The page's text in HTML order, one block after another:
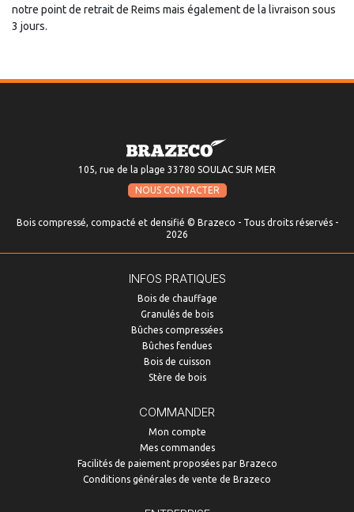
notre point de retrait de Reims mais également de la livraison sous
3 jours.
105, rue de la plage 33780 SOULAC SUR MER
NOUS CONTACTER
Bois compressé, compacté et densifié © Brazeco - Tous droits réservés -
2026
INFOS PRATIQUES
Bois de chauffage
Granulés de bois
Bûches compressées
Bûches fendues
Bois de cuisson
Stère de bois
COMMANDER
Mon compte
Mes commandes
Facilités de paiement proposées par Brazeco
Conditions générales de vente de Brazeco